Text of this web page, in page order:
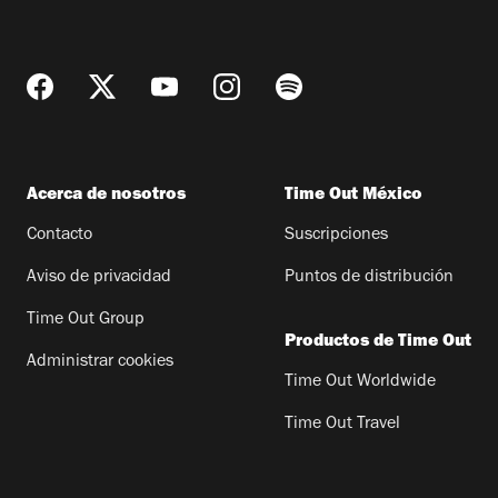
Acerca de nosotros
Contacto
Aviso de privacidad
Time Out Group
Administrar cookies
Time Out México
Suscripciones
Puntos de distribución
Productos de Time Out
Time Out Worldwide
Time Out Travel